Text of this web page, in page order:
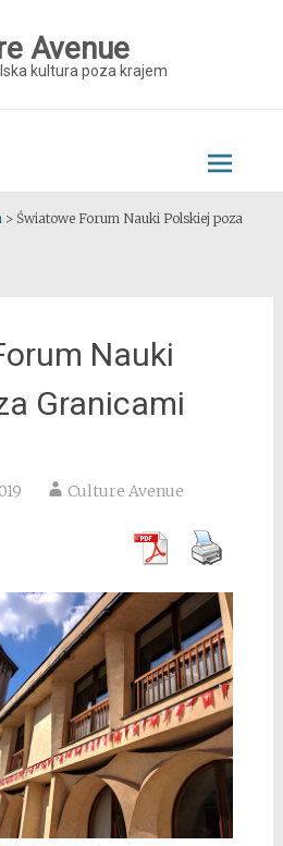
Avenue
kultura poza krajem
> Światowe Forum Nauki Polskiej poza
Nauki
Granicami
Culture Avenue